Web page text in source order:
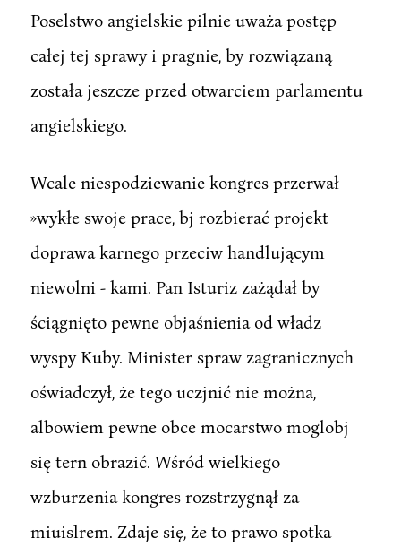
Poselstwo angielskie pilnie uważa postęp
całej tej sprawy i pragnie, by rozwiązaną
została jeszcze przed otwarciem parlamentu
angielskiego.
Wcale niespodziewanie kongres przerwał
»wykłe swoje prace, bj rozbierać projekt
doprawa karnego przeciw handlującym
niewolni - kami. Pan Isturiz zażądał by
ściągnięto pewne objaśnienia od władz
wyspy Kuby. Minister spraw zagranicznych
oświadczył, że tego uczjnić nie można,
albowiem pewne obce mocarstwo moglobj
się tern obrazić. Wśród wielkiego
wzburzenia kongres rozstrzygnął za
miuislrem. Zdaje się, że to prawo spotka